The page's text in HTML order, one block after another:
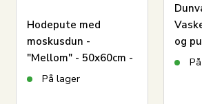
Hodepute med
moskusdun -
"Mellom" - 50x60cm -
3-kammers pute -
På lager
og